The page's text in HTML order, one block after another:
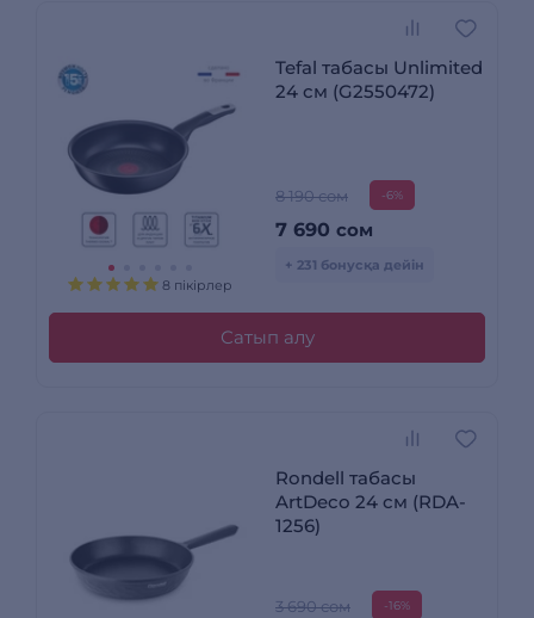
8 пікірлер
Tefal табасы Unlimited
24 см (G2550472)
8 190 сом -6%
7 690 сом
+ 231 бонусқа дейін
Сатып алу
Rondell табасы
ArtDeco 24 см (RDA-
1256)
3 690 сом -16%